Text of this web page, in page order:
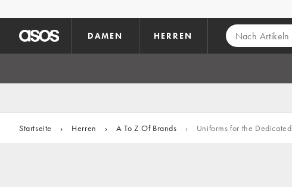
DAMEN HERREN
Startseite › Herren › A To Z Of Brands › Uniforms for the Dedicated